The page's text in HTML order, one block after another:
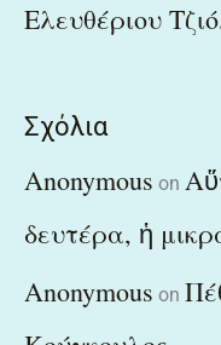
Ελευθέριου
Σχόλια
Anonymous on
δευτέρα, ἡ
Anonymous on